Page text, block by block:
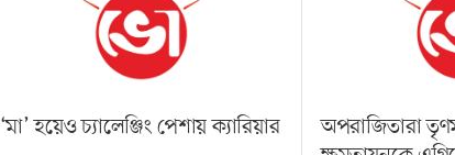
‘মা’ হয়েও চ্যালেঞ্জিং পেশায় ক্যারিয়ার
অপরাজিতারা